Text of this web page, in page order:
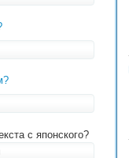
с японского?